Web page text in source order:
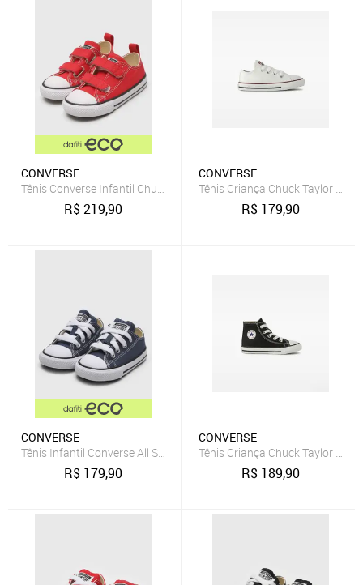
CONVERSE
Tênis Converse Infantil Chuck Taylor All Star 2V Vermelho
R$219,90
CONVERSE
Tênis Criança Chuck Taylor All
R$ 179,90
CONVERSE
Tênis Infantil Converse All Star Básico Azul-Marinho
R$ 179,90
CONVERSE
Tênis Criança Chuck Taylor All
R$ 189,90